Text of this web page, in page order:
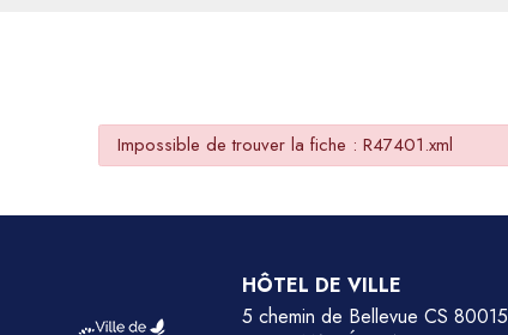
Impossible de trouver la fiche : R47401.xml
HÔTEL DE VILLE
5 chemin de Bellevue CS 80015